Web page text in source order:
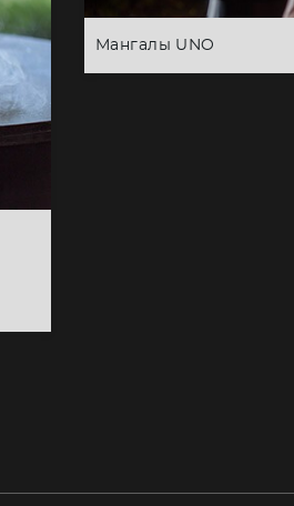
Мангалы UNO